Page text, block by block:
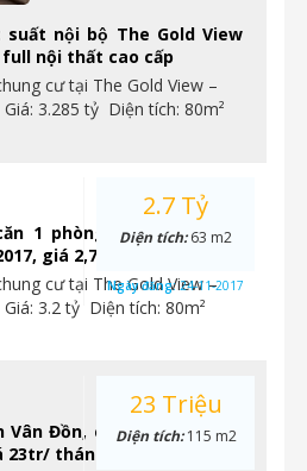
nội bộ The Gold View
nội thất cao cấp
cư tại The Gold View –
3.285 tỷ Diện tích: 80m²
1 phòng ngủ Gold View
giá 2,7 tỷ. Ngay Quận 4
cư tại The Gold View –
3.2 tỷ Diện tích: 80m²
2.7 Tỷ
Diện tích:63 m2
Ngày đăng:24-11-2017
Vân Đồn, chỉ từ 2.4tỷ/ căn,
tháng.
23 Triệu
Diện tích:115 m2